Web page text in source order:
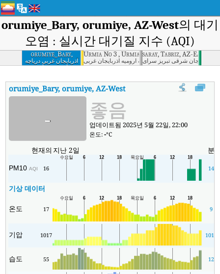
orumiye_Bary, orumiye, AZ-West의 대기
오염 : 실시간 대기질 지수 (AQI)
orumiye_Bary,
orumiye, AZ-West
آذربایجان غربی دریاچه
ارومیه دریاچه
Urmia No 3 , Urmia, AZ-West
شماره 3 ارومیه ارومیه آذربایجان غربی
saray, Tabriz, AZ-East
آذربایجان شرقی تبریز سرای
orumiye_Bary, orumiye, AZ-West대기질 지수 orumiye_Bary,
- 좋음
업데이트됨 2025년 5월 22일, 22:00
온도:-°C
현재의 지난 2일 분
PM10AQI 16 14
기상 데이터
온도 17 9
기압 1017 1013
습도 55 12